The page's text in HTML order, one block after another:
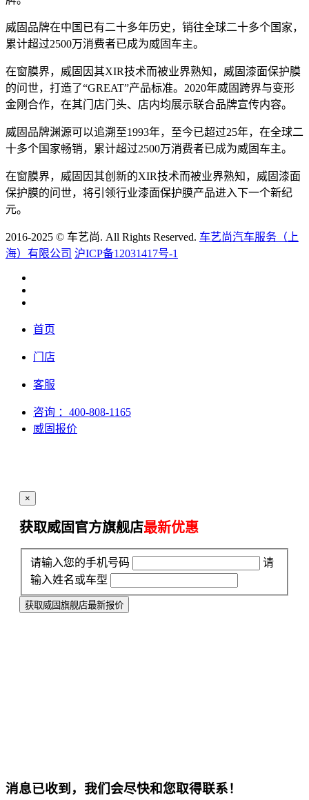
威固品牌在中国已有二十多年历史，销往全球二十多个国家，
累计超过2500万消费者已成为威固车主。
在窗膜界，威固因其XIR技术而被业界熟知，威固漆面保护膜
的问世，打造了“GREAT”产品标准。2020年威固跨界与变形
金刚合作，在其门店门头、店内均展示联合品牌宣传内容。
威固品牌渊源可以追溯至1993年，至今已超过25年，在全球二
十多个国家畅销，累计超过2500万消费者已成为威固车主。
在窗膜界，威固因其创新的XIR技术而被业界熟知，威固漆面
保护膜的问世，将引领行业漆面保护膜产品进入下一个新纪
元。
2016-2025 © 车艺尚. All Rights Reserved. 车艺尚汽车服务（上
海）有限公司 沪ICP备12031417号-1
首页
门店
客服
咨询 ：400-808-1165
威固报价
×
获取威固官方旗舰店最新优惠
请输入您的手机号码
请
输入姓名或车型
获取威固旗舰店最新报价
消息已收到，我们会尽快和您取得联系！